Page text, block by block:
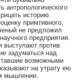
антропологического
историю.
примтивного,
не предложил
предприятия.
выступают против
задуматься над
возможными
на утрату ею
мышлении.